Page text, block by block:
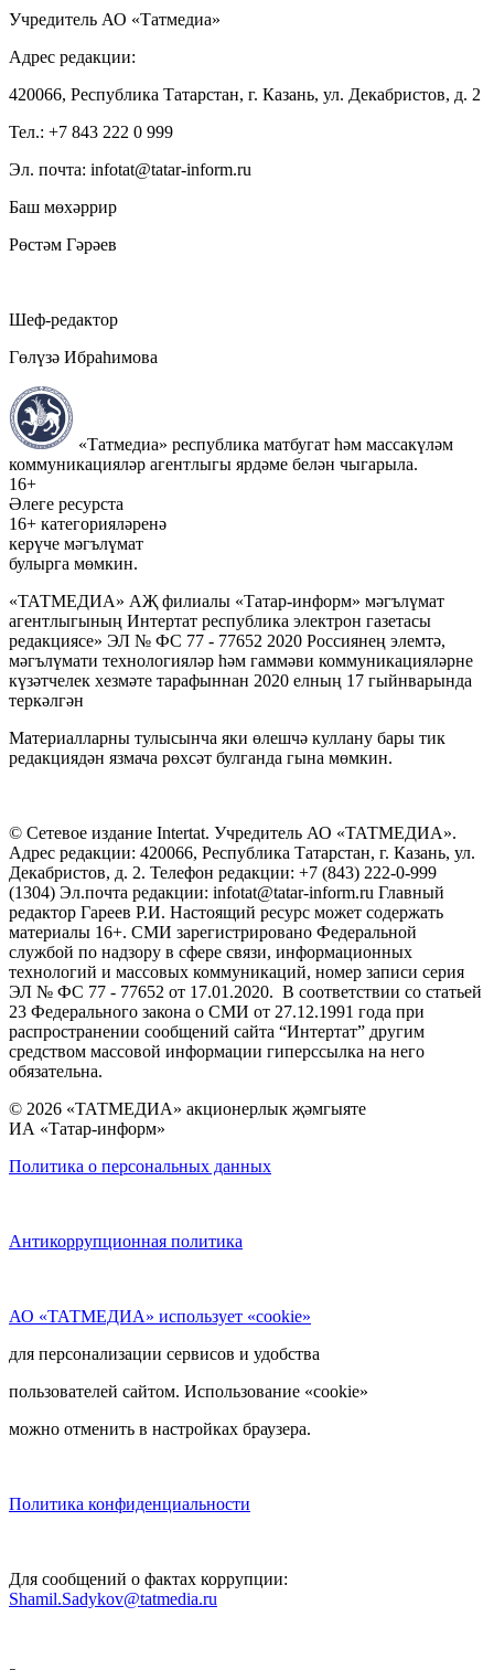
Учредитель АО «Татмедиа»
Адрес редакции:
420066, Республика Татарстан, г. Казань, ул. Декабристов, д. 2
Тел.: +7 843 222 0 999
Эл. почта: infotat@tatar-inform.ru
Баш мөхәррир
Рөстәм Гәрәев
Шеф-редактор
Гөлүзә Ибраһимова
«Татмедиа» республика матбугат һәм массакүләм
коммуникацияләр агентлыгы ярдәме белән чыгарыла.
16+
Әлеге ресурста
16+ категорияләренә
керүче мәгълүмат
булырга мөмкин.
«ТАТМЕДИА» АҖ филиалы «Татар-информ» мәгълүмат
агентлыгының Интертат республика электрон газетасы
редакциясе» ЭЛ № ФС 77 - 77652 2020 Россиянең элемтә,
мәгълүмати технологияләр һәм гаммәви коммуникацияләрне
күзәтчелек хезмәте тарафыннан 2020 елның 17 гыйнварында
теркәлгән
Материалларны тулысынча яки өлешчә куллану бары тик
редакциядән язмача рөхсәт булганда гына мөмкин.
© Сетевое издание Intertat. Учредитель АО «ТАТМЕДИА».
Адрес редакции: 420066, Республика Татарстан, г. Казань, ул.
Декабристов, д. 2. Телефон редакции: +7 (843) 222-0-999
(1304) Эл.почта редакции: infotat@tatar-inform.ru Главный
редактор Гареев Р.И. Настоящий ресурс может содержать
материалы 16+. СМИ зарегистрировано Федеральной
службой по надзору в сфере связи, информационных
технологий и массовых коммуникаций, номер записи серия
ЭЛ № ФС 77 - 77652 от 17.01.2020. В соответствии со статьей
23 Федерального закона о СМИ от 27.12.1991 года при
распространении сообщений сайта “Интертат” другим
средством массовой информации гиперссылка на него
обязательна.
© 2026 «ТАТМЕДИА» акционерлык җәмгыяте
ИА «Татар-информ»
Политика о персональных данных
Антикоррупционная политика
АО «ТАТМЕДИА» использует «cookie»
для персонализации сервисов и удобства
пользователей сайтом. Использование «cookie»
можно отменить в настройках браузера.
Политика конфиденциальности
Для сообщений о фактах коррупции:
Shamil.Sadykov@tatmedia.ru